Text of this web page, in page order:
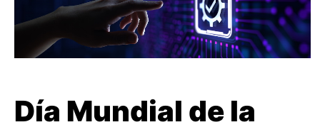
Buscar Enviar
Día Mundial de la